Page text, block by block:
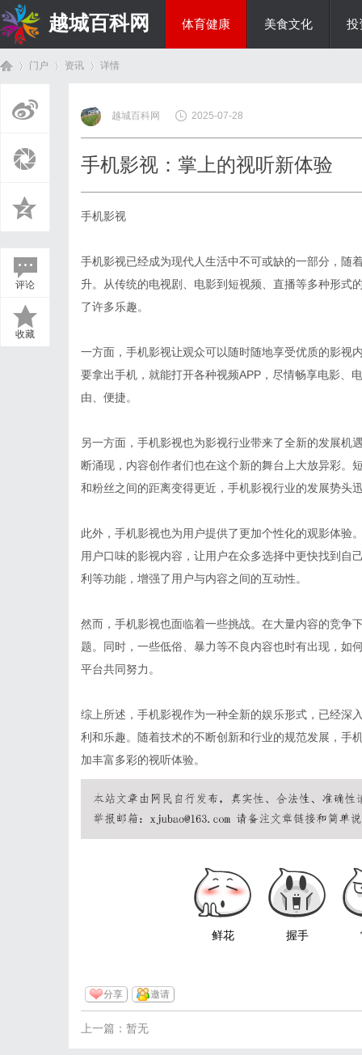
越城百科网 体育健康 美食文化 投
门户 资讯
›
详情
评论
收藏
越城百科网 2025-07-28
手机影视：掌上的视听新体验
手机影视
手机影视已经成为现代人生活中不可或缺的一部分，随
升。从传统的电视剧、电影到短视频、直播等多种形式
了许多乐趣。
一方面，手机影视让观众可以随时随地享受优质的影视
要拿出手机，就能打开各种视频APP，尽情畅享电影、
由、便捷。
另一方面，手机影视也为影视行业带来了全新的发展机
断涌现，内容创作者们也在这个新的舞台上大放异彩。
和粉丝之间的距离变得更近，手机影视行业的发展势头
此外，手机影视也为用户提供了更加个性化的观影体验
用户口味的影视内容，让用户在众多选择中更快找到自
利等功能，增强了用户与内容之间的互动性。
然而，手机影视也面临着一些挑战。在大量内容的竞争
题。同时，一些低俗、暴力等不良内容也时有出现，如
平台共同努力。
综上所述，手机影视作为一种全新的娱乐形式，已经深
利和乐趣。随着技术的不断创新和行业的规范发展，手
加丰富多彩的视听体验。
鲜花 握手
分享 邀请
上一篇：暂无